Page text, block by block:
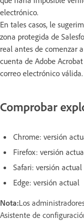
electrónico.
En tales casos, le
zona protegida de
real antes de comenzar
cuenta de Adobe
correo electrónico válida.
Comprobar
Chrome: versión
Firefox: versión
Safari: versión actual
Edge: versión actual
Nota:Los
Asistente de